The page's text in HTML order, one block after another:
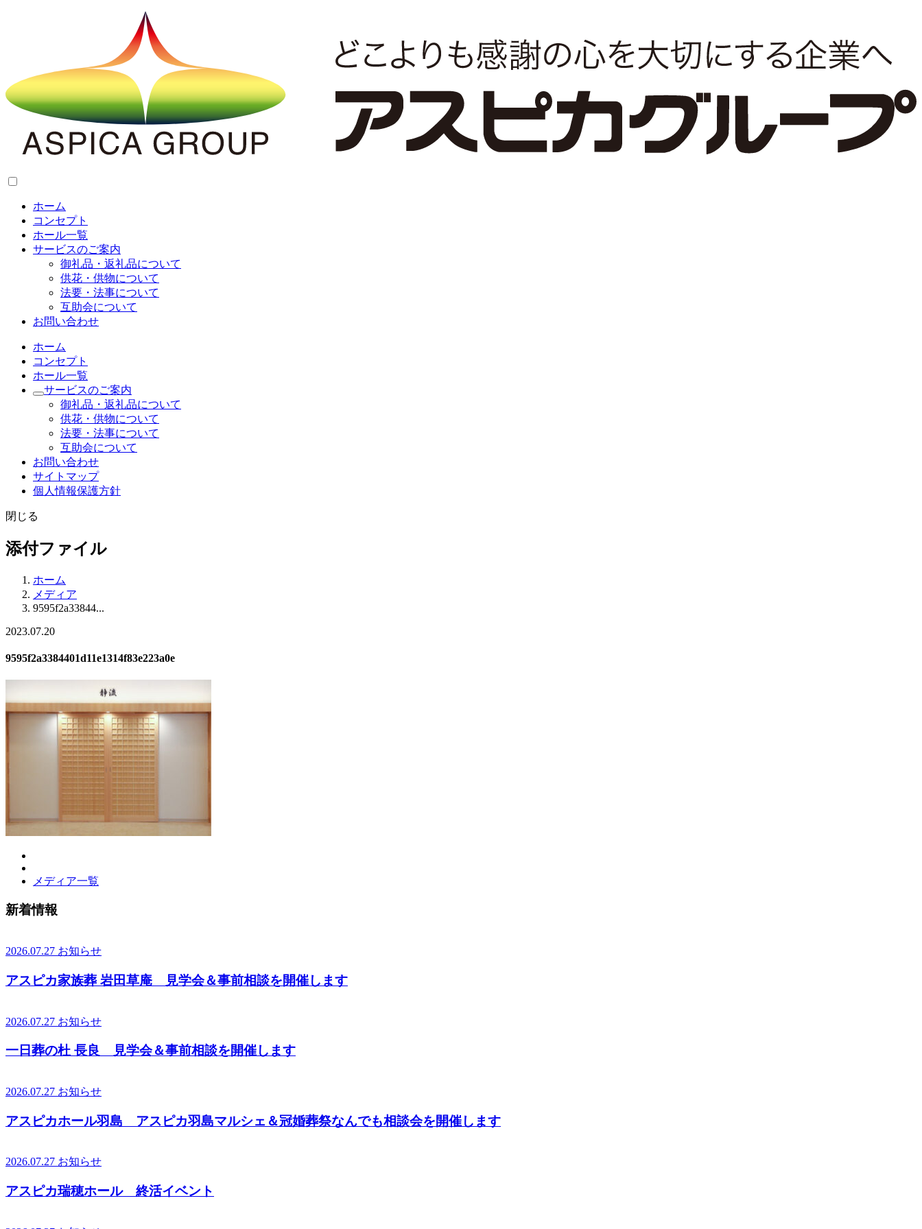
ホーム
コンセプト
ホール一覧
サービスのご案内
御礼品・返礼品について
供花・供物について
法要・法事について
互助会について
お問い合わせ
ホーム
コンセプト
ホール一覧
サービスのご案内
御礼品・返礼品について
供花・供物について
法要・法事について
互助会について
お問い合わせ
サイトマップ
個人情報保護方針
閉じる
添付ファイル
ホーム
メディア
9595f2a33844...
2023.07.20
9595f2a3384401d11e1314f83e223a0e
メディア一覧
新着情報
2026.07.27 お知らせ
アスピカ家族葬 岩田草庵 見学会＆事前相談を開催します
2026.07.27 お知らせ
一日葬の杜 長良 見学会＆事前相談を開催します
2026.07.27 お知らせ
アスピカホール羽島 アスピカ羽島マルシェ＆冠婚葬祭なんでも相談会を開催します
2026.07.27 お知らせ
アスピカ瑞穂ホール 終活イベント